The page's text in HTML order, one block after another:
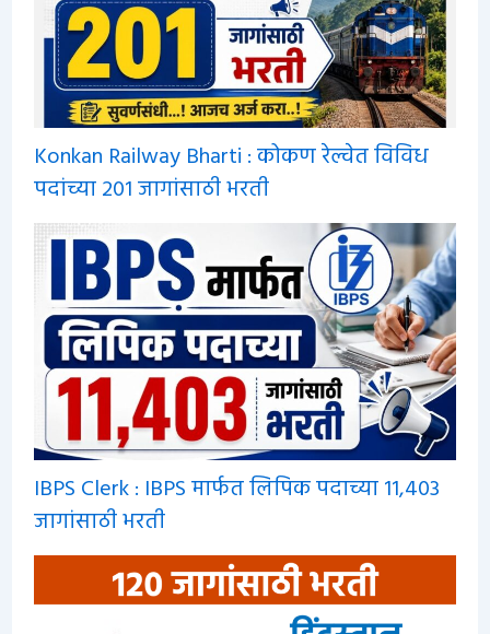
Konkan Railway Bharti : कोकण रेल्वेत विविध
पदांच्या 201 जागांसाठी भरती
IBPS Clerk : IBPS मार्फत लिपिक पदाच्या 11,403
जागांसाठी भरती